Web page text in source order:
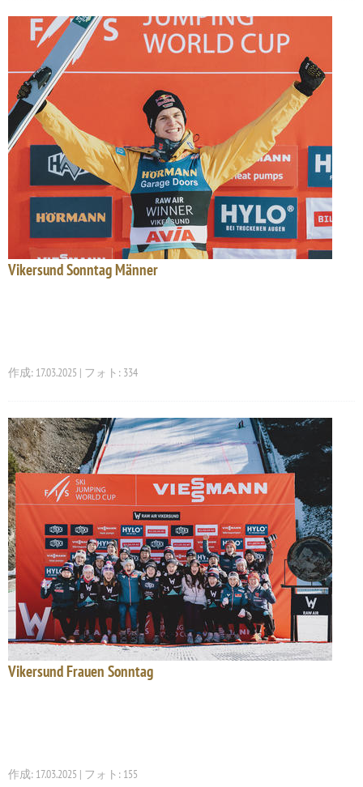
Vikersund Sonntag Männer
作成: 17.03.2025 | フォト: 334
Vikersund Frauen Sonntag
作成: 17.03.2025 | フォト: 155